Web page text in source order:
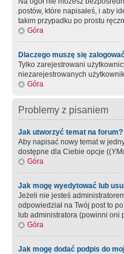
postów, które napisałeś, i aby
takim przypadku po prostu
Góra
Dlaczego muszę się
Tylko zarejestrowani
niezarejestrowanych
Góra
Problemy z pisaniem
Jak utworzyć temat na forum?
Aby napisać nowy temat w
dostępne dla Ciebie opcje ((
Góra
Jak mogę wyedytować lub
Jeżeli nie jesteś
odpowiedział na Twój post to
lub administratora (powinni oni
Góra
Jak mogę dodać podpis do